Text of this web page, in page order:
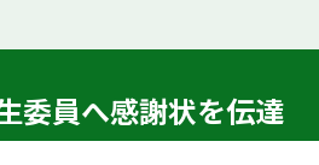
委員へ感謝状を伝達